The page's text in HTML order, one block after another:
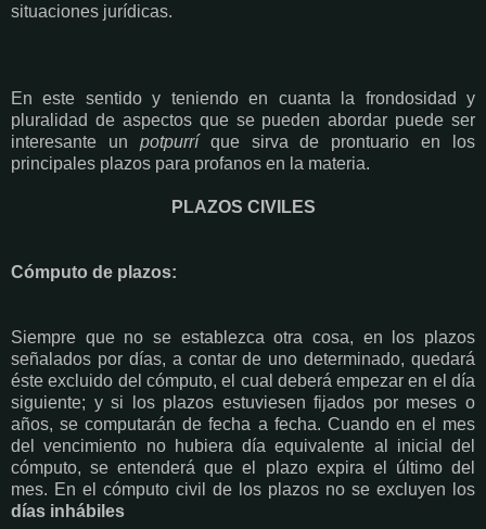
situaciones jurídicas.
En este sentido y teniendo en cuanta la frondosidad y
pluralidad de aspectos que se pueden abordar puede ser
interesante un potpurríque sirva de prontuario en los
principales plazos para profanos en la materia.
PLAZOS CIVILES
Cómputo de plazos:
Siempre que no se establezca otra cosa, en los plazos
señalados por días, a contar de uno determinado, quedará
éste excluido del cómputo, el cual deberá empezar en el día
siguiente; y si los plazos estuviesen fijados por meses o
años, se computarán de fecha a fecha. Cuando en el mes
del vencimiento no hubiera día equivalente al inicial del
cómputo, se entenderá que el plazo expira el último del
mes. En el cómputo civil de los plazos no se excluyen los
días inhábiles